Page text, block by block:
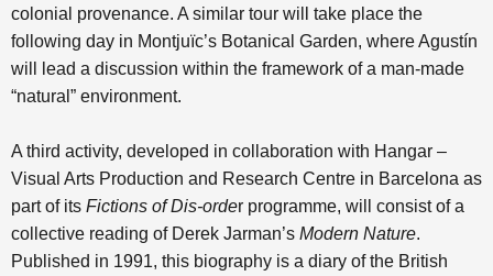
colonial provenance. A similar tour will take place the
following day in Montjuïc’s Botanical Garden, where Agustín
will lead a discussion within the framework of a man-made
“natural” environment.
A third activity, developed in collaboration with Hangar –
Visual Arts Production and Research Centre in Barcelona as
part of its Fictions of Dis-order programme, will consist of a
collective reading of Derek Jarman’s Modern Nature.
Published in 1991, this biography is a diary of the British